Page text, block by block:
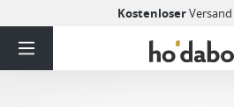
Kostenloser